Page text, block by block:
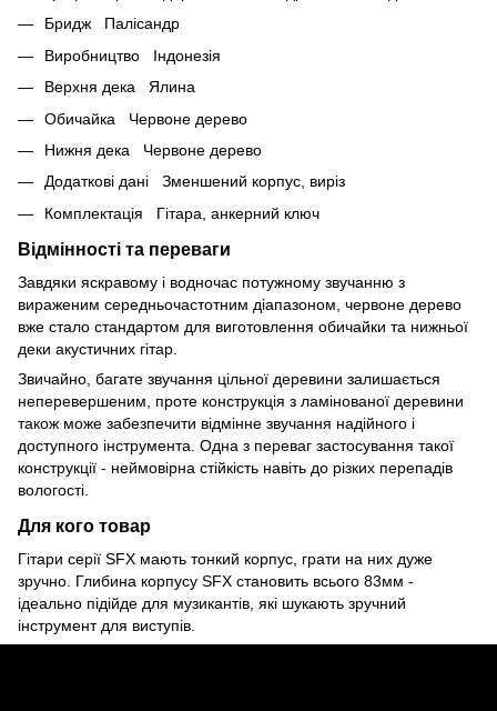
Бридж Палісандр
Виробництво Індонезія
Верхня дека Ялина
Обичайка Червоне дерево
Нижня дека Червоне дерево
Додаткові дані Зменшений корпус, виріз
Комплектація Гітара, анкерний ключ
Відмінності та переваги
Завдяки яскравому і водночас потужному звучанню з
вираженим середньочастотним діапазоном, червоне дерево
вже стало стандартом для виготовлення обичайки та нижньої
деки акустичних гітар.
Звичайно, багате звучання цільної деревини залишається
неперевершеним, проте конструкція з ламінованої деревини
також може забезпечити відмінне звучання надійного і
доступного інструмента. Одна з переваг застосування такої
конструкції - неймовірна стійкість навіть до різких перепадів
вологості.
Для кого товар
Гітари серії SFX мають тонкий корпус, грати на них дуже
зручно. Глибина корпусу SFX становить всього 83мм -
ідеально підійде для музикантів, які шукають зручний
інструмент для виступів.